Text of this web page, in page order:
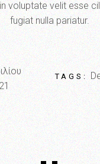
voluptate velit esse
fugiat nulla pariatur.
TAGS: